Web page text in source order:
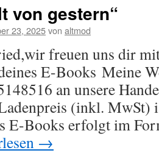
von gestern“
23, 2025von altmod
freuen uns dir
E-Books Meine
an unsere
(inkl. MwSt)
E-Books erfolgt im
→